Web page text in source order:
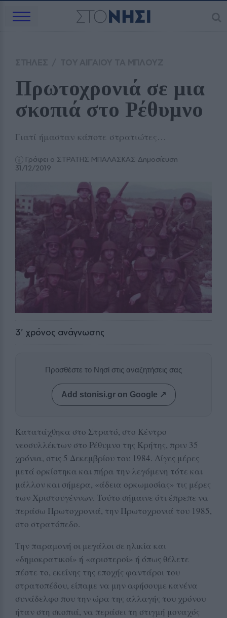
Πρωτοχρονιά σε μια
σκοπιά στο Ρέθυμνο
Γιατί ήμασταν κάποτε στρατιώτες…
Γράφει ο ΣΤΡΑΤΗΣ ΜΠΑΛΑΣΚΑΣ Δημοσίευση
31/12/2019
3' χρόνος ανάγνωσης
Προσθέστε το Νησί στις αναζητήσεις σας
Add stonisi.gr on Google ↗
Κατατάχθηκα στο Στρατό, στο Κέντρο
νεοσυλλέκτων στο Ρέθυμνο της Κρήτης, πριν 35
χρόνια, στις 5 Δεκεμβρίου του 1984. Λίγες μέρες
μετά ορκίστηκα και πήρα την λεγόμενη τότε και
μάλλον και σήμερα, «άδεια ορκωμοσίας» τις μέρες
των Χριστουγέννων. Τούτο σήμαινε ότι έπρεπε να
περάσω Πρωτοχρονιά, την Πρωτοχρονιά του 1985,
στο στρατόπεδο.
Την παραμονή οι μεγάλοι σε ηλικία και
«δημοκρατικοί» ή «αριστεροί» ή όπως θέλετε
πέστε το, εκείνης της εποχής φαντάροι του
στρατοπέδου, είπαμε να μην αφήσουμε κανένα
συνάδελφο που την ώρα της αλλαγής του χρόνου
ήταν στη σκοπιά, να περάσει τη στιγμή μοναχός